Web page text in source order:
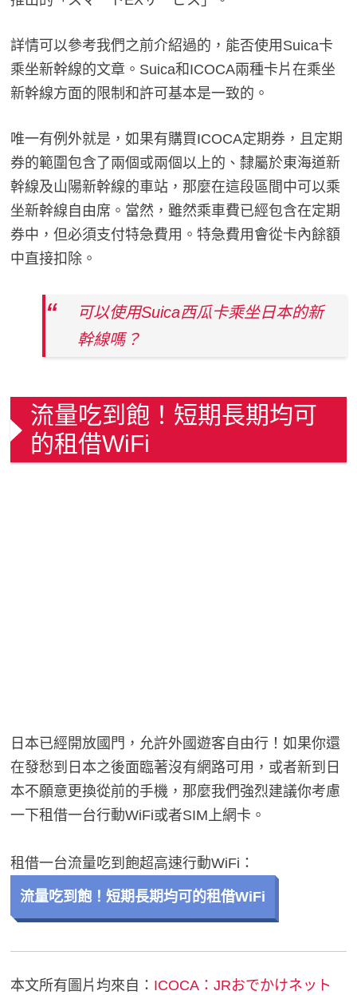
詳情可以參考我們之前介紹過的，能否使用Suica卡
乘坐新幹線的文章。Suica和ICOCA兩種卡片在乘坐
新幹線方面的限制和許可基本是一致的。
唯一有例外就是，如果有購買ICOCA定期券，且定期
券的範圍包含了兩個或兩個以上的、隸屬於東海道新
幹線及山陽新幹線的車站，那麼在這段區間中可以乘
坐新幹線自由席。當然，雖然乘車費已經包含在定期
券中，但必須支付特急費用。特急費用會從卡內餘額
中直接扣除。
可以使用Suica西瓜卡乘坐日本的新
幹線嗎？
流量吃到飽！短期長期均可
的租借WiFi
日本已經開放國門，允許外國遊客自由行！如果你還
在發愁到日本之後面臨著沒有網路可用，或者新到日
本不願意更換從前的手機，那麼我們強烈建議你考慮
一下租借一台行動WiFi或者SIM上網卡。
租借一台流量吃到飽超高速行動WiFi：
流量吃到飽！短期長期均可的租借WiFi
本文所有圖片均來自： ICOCA：JRおでかけネット